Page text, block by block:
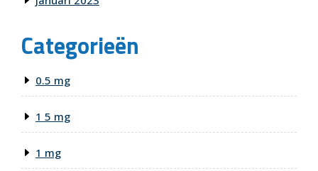
Categorieën
0.5 mg
1 5 mg
1 mg